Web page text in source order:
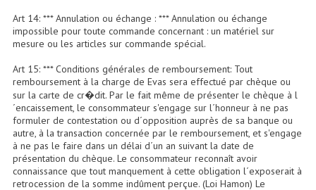
Lyres
Panneaux, Piste Danse À Leds
Petit Effets Lumineux
Projecteur De Gobo
Projecteur Extérieur Multifaisceaux
Projecteur Led Sur Batterie
Art 14: *** Annulation ou échange : *** Annulation ou échange
impossible pour toute commande concernant : un matériel sur
mesure ou les articles sur commande spécial.
Art 15: *** Conditions générales de remboursement: Tout
remboursement à la charge de Evas sera effectué par chèque ou
sur la carte de cr�dit. Par le fait même de présenter le chèque à l
´encaissement, le consommateur s'engage sur l´honneur à ne pas
formuler de contestation ou d´opposition auprès de sa banque ou
autre, à la transaction concernée par le remboursement, et s'engage
à ne pas le faire dans un délai d´un an suivant la date de
présentation du chèque. Le consommateur reconnaît avoir
connaissance que tout manquement à cette obligation l´exposerait à
retrocession de la somme indûment perçue. (Loi Hamon) Le